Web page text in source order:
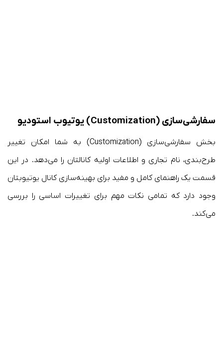
سفارشی‌سازی (Customization) یوتیوب استودیو
بخش سفارشی‌سازی (Customization) به شما امکان تغییر
طرح‌بندی، نام تجاری و اطلاعات اولیه کانالتان را می‌دهد. در این
قسمت یک راهنمای کامل و مفید برای بهینه‌سازی کانال یوتیوبتان
وجود دارد که تمامی نکات مهم برای تغییرات اساسی را بررسی
می‌کند.